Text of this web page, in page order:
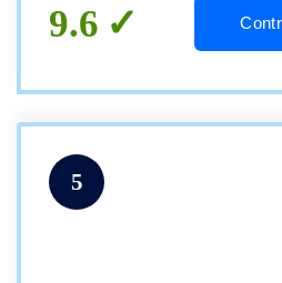
9.6
5